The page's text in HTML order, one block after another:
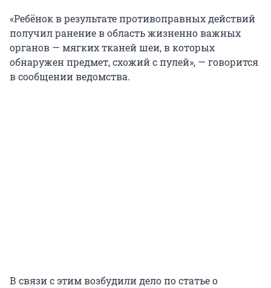
«Ребёнок в результате противоправных действий
получил ранение в область жизненно важных
органов — мягких тканей шеи, в которых
обнаружен предмет, схожий с пулей», — говорится
в сообщении ведомства.
В связи с этим возбудили дело по статье о